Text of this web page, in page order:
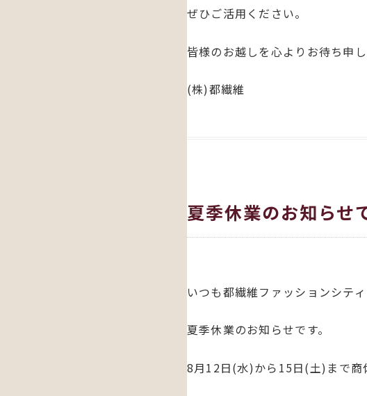
ぜひご活用ください。
皆様のお越しを心よりお待ち申し
(株)都繊維
夏季休業のお知らせ
いつも都繊維ファッションシテ
夏季休業のお知らせです。
8月12日(水)から15日(土)まで商